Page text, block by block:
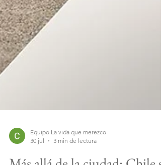
30 jul
3 min de lectura